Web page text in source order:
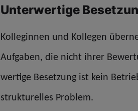
Unterwertige
Kolleginnen und Kollegen
Aufgaben, die nicht ihrer
wertige Besetzung ist kein
strukturelles Problem.